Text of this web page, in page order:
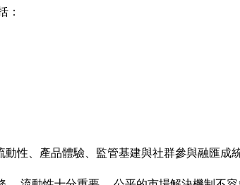
：
性、產品體驗、監管基建與社群參與融匯成